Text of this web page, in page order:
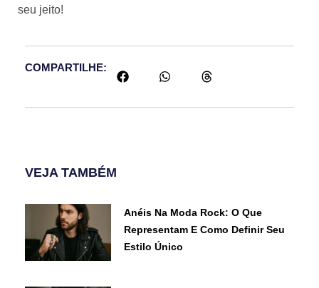
seu jeito!
COMPARTILHE:
VEJA TAMBÉM
Anéis Na Moda Rock: O Que
Representam E Como Definir Seu
Estilo Único